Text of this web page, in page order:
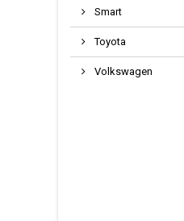
Smart
Toyota
Volkswagen